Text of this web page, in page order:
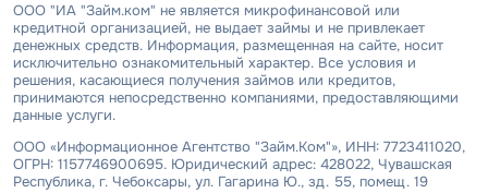
ООО "ИА "Займ.ком" не является микрофинансовой или
кредитной организацией, не выдает займы и не привлекает
денежных средств. Информация, размещенная на сайте, носит
исключительно ознакомительный характер. Все условия и
решения, касающиеся получения займов или кредитов,
принимаются непосредственно компаниями, предоставляющими
данные услуги.
ООО «Информационное Агентство "Займ.Ком"», ИНН: 7723411020,
ОГРН: 1157746900695. Юридический адрес: 428022, Чувашская
Республика, г. Чебоксары, ул. Гагарина Ю., зд. 55, помещ. 19